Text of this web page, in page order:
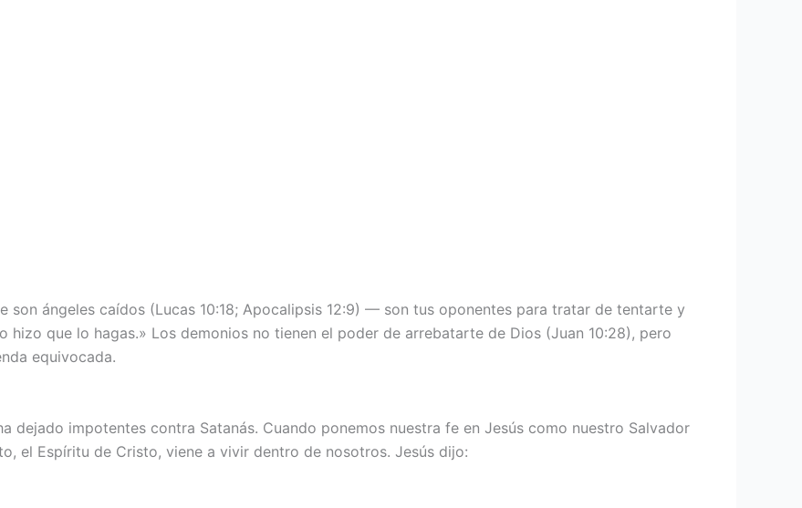
son ángeles caídos (Lucas 10:18; Apocalipsis 12:9) — son tus oponentes para tratar de tentarte y
hizo que lo hagas.» Los demonios no tienen el poder de arrebatarte de Dios (Juan 10:28), pero
equivocada.
dejado impotentes contra Satanás. Cuando ponemos nuestra fe en Jesús como nuestro Salvador
el Espíritu de Cristo, viene a vivir dentro de nosotros. Jesús dijo: